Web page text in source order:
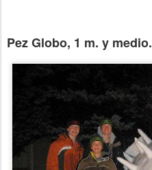
Pez Globo, 1 m. y medio.